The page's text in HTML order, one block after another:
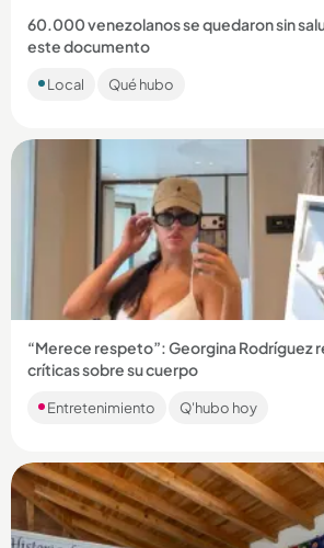
60.000 venezolanos se quedaron sin
este documento
Las autoridades hicieron un llamado a
venezolanos que residen en el país para
Local Qué hubo
Compartir Noticia
“Merece respeto”: Georgina Rodríguez
críticas sobre su cuerpo
“Amo mis curvas”, dijo la empresaria, y
esposo Cristiano al respecto....
Entretenimiento Q'hubo hoy